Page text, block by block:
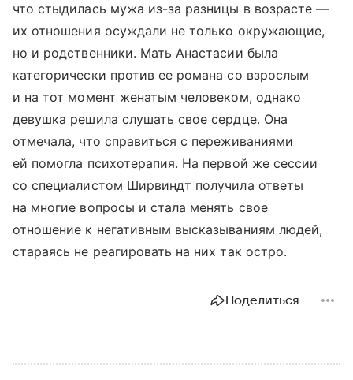
что стыдилась мужа из-за разницы в возрасте —
их отношения осуждали не только окружающие,
но и родственники. Мать Анастасии была
категорически против ее романа со взрослым
и на тот момент женатым человеком, однако
девушка решила слушать свое сердце. Она
отмечала, что справиться с переживаниями
ей помогла психотерапия. На первой же сессии
со специалистом Ширвиндт получила ответы
на многие вопросы и стала менять свое
отношение к негативным высказываниям людей,
стараясь не реагировать на них так остро.
Поделиться